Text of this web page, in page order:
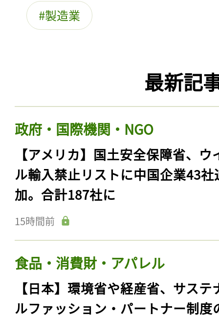
製造業
最新記
政府・国際機関・NGO
【アメリカ】国土安全保障省、ウ
ル輸入禁止リストに中国企業43社
加。合計187社に
15時間前
食品・消費財・アパレル
【日本】環境省や経産省、サステ
ルファッション・パートナー制度